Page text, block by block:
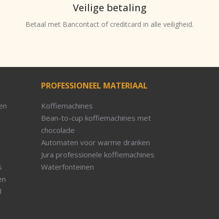
Veilige betaling
Betaal met Bancontact of creditcard in alle veiligheid.
PROFESSIONEEL MATERIAAL
Koffiemachines
Bean-to-cup koffiemachines met
chocolade
Automaten voor warme dranken
Jura professionele koffiemachines
Waterfonteinen